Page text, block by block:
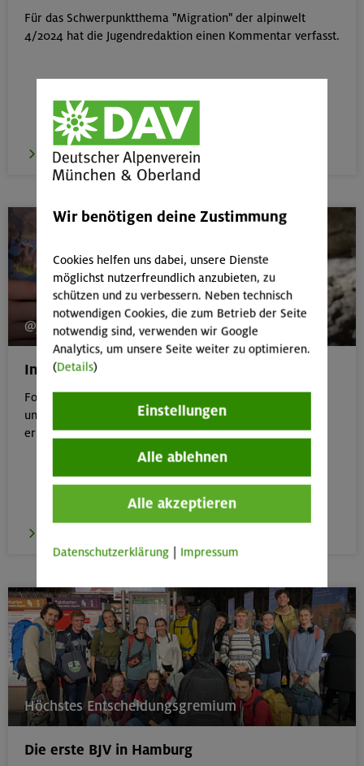
Für das Schwerpunktthema "Migration" der alpinwelt
4/2024 hat die Jugendredaktion einen Kommentar verfasst.
zum Artikel
@jugend_sektion_muenchen
Instagram Jugend Sektion München
Folgt uns auf Instagram um immer UpToDate zu bleiben
und Insights aus der Jugend der Sektion München zu
erhalten!
Höchstes Entscheidungsgremium
Die erste BJV in Hamburg
Wir benötigen deine Zustimmung
Cookies helfen uns dabei, unsere Dienste
möglichst nutzerfreundlich anzubieten, zu
schützen und zu verbessern. Neben technisch
notwendigen Cookies, die zum Betrieb der Seite
notwendig sind, verwenden wir Google
Analytics, um unsere Seite weiter zu optimieren.
(Details)
Einstellungen
Alle ablehnen
Alle akzeptieren
Datenschutzerklärung Impressum